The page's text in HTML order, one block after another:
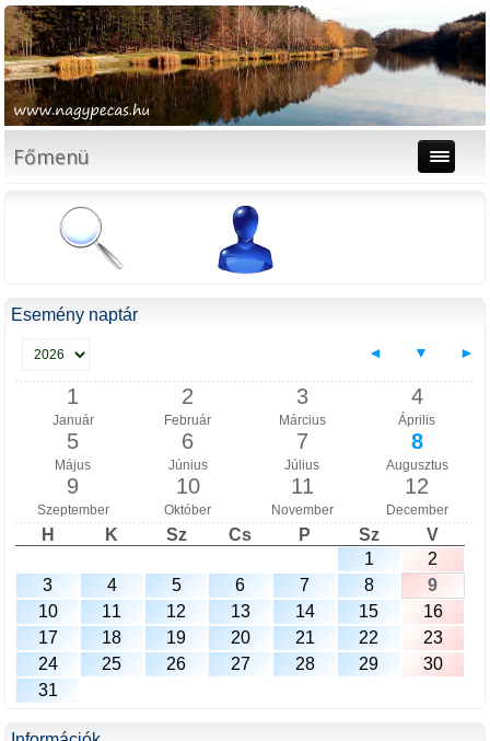
Főmenü
Esemény naptár
◄ ▼ ►
1
Január
2
Február
3
Március
4
Április
5
Május
6
Június
7
Július
8
Augusztus
9
Szeptember
10
Október
11
November
12
December
H K Sz Cs P Sz
V
1
2
3
4 5 6 7 8
9
10
11 12 13 14 15
16
17
18 19 20 21 22
23
24
25 26 27 28 29
30
31